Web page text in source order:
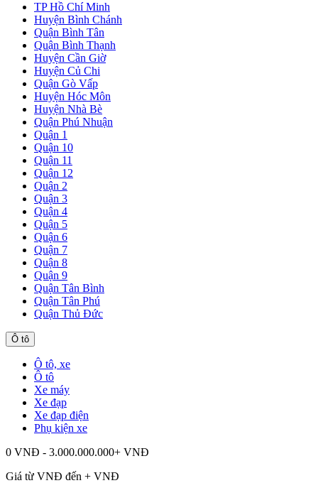
TP Hồ Chí Minh
Huyện Bình Chánh
Quận Bình Tân
Quận Bình Thạnh
Huyện Cần Giờ
Huyện Củ Chi
Quận Gò Vấp
Huyện Hóc Môn
Huyện Nhà Bè
Quận Phú Nhuận
Quận 1
Quận 10
Quận 11
Quận 12
Quận 2
Quận 3
Quận 4
Quận 5
Quận 6
Quận 7
Quận 8
Quận 9
Quận Tân Bình
Quận Tân Phú
Quận Thủ Đức
Ô tô
Ô tô, xe
Ô tô
Xe máy
Xe đạp
Xe đạp điện
Phụ kiện xe
0 VNĐ - 3.000.000.000+ VNĐ
Giá từ VNĐ đến + VNĐ